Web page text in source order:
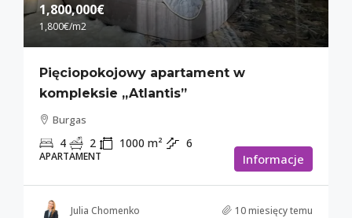
1,800,000€
1,800€/m2
Pięciopokojowy apartament w
kompleksie „Atlantis”
Burgas
4 2 1000 m² 6
APARTAMENT Informacje
Julia Chomenko 10 miesięcy temu